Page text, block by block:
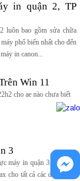
in quận 2, TP
luôn bao gồm sửa chữa
phổ biến nhất cho đến
in canon...
Win 11
cho ae nào chưa biết
3
máy in quận 3, các máy
cho tất cả các dòng máy